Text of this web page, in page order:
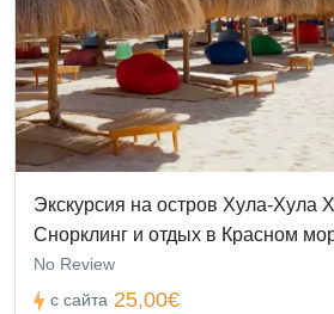
Экскурсия на остров Хула-Хула
Снорклинг и отдых в Красном
No Review
с сайта 25,00€